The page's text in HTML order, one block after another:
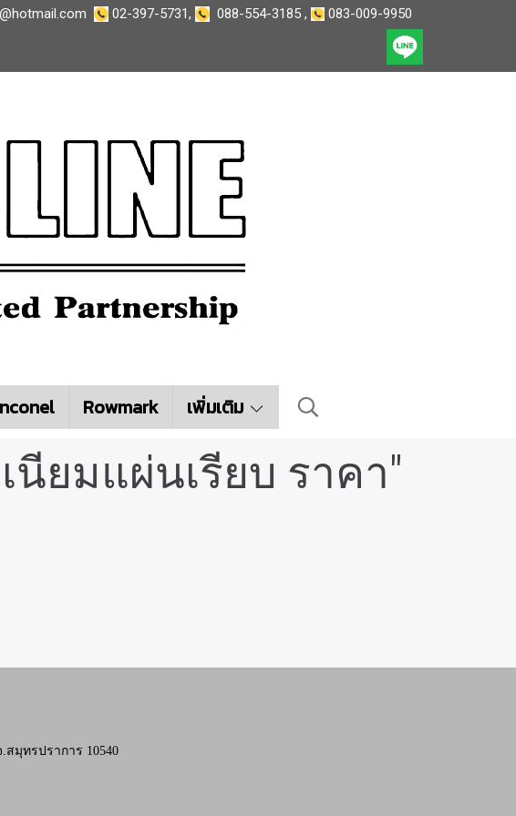
02-397-5731, 088-554-3185 , 083-009-9950
Rowmark เพิ่มเติม
ยมแผ่นเรียบ ราคา"
.สมุทรปราการ 10540